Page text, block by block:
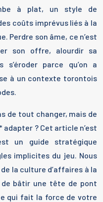
à plat, un style de
coûts imprévus liés à la
Perdre son âme, ce n’est
son offre, alourdir sa
parce qu’on a
à un contexte torontois
de tout changer, mais de
? Cet article n’est
un guide stratégique
implicites du jeu. Nous
la culture d’affaires à la
bâtir une tête de pont
qui fait la force de votre